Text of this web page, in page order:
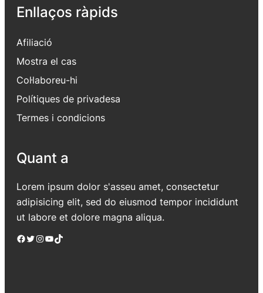
Enllaços ràpids
Afiliació
Mostra el cas
Col·laboreu-hi
Polítiques de privadesa
Termes i condicions
Quant a
Lorem ipsum dolor s'asseu amet, consectetur
adipisicing elit, sed do eiusmod tempor incididunt
ut labore et dolore magna aliqua.
Facebook Twitter Instagram YouTube TikTok